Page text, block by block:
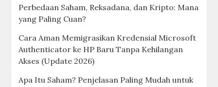
Perbedaan Saham, Reksadana, dan Kripto: Mana
yang Paling Cuan?
Cara Aman Memigrasikan Kredensial Microsoft
Authenticator ke HP Baru Tanpa Kehilangan
Akses (Update 2026)
Apa Itu Saham? Penjelasan Paling Mudah untuk